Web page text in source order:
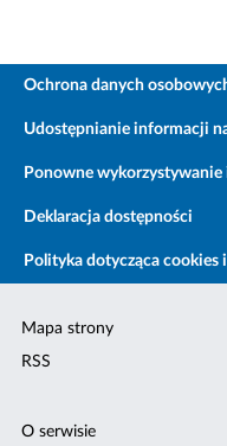
Ochrona danych
Udostępnianie informacji
Ponowne
Deklaracja dostępności
Polityka dotycząca
Mapa strony
RSS
O serwisie